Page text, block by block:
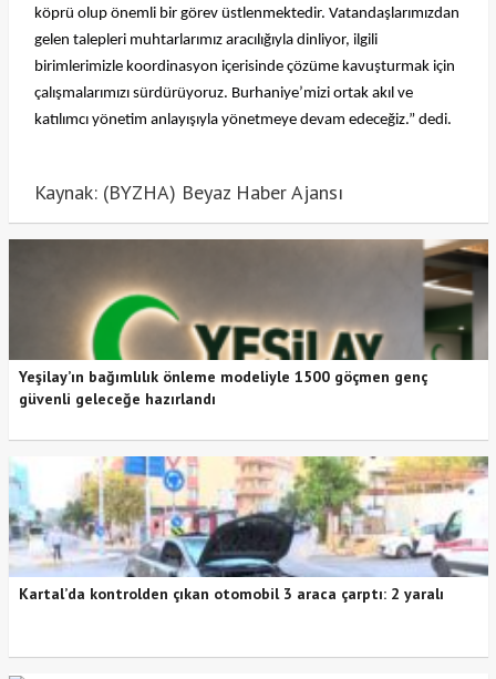
köprü olup önemli bir görev üstlenmektedir. Vatandaşlarımızdan
gelen talepleri muhtarlarımız aracılığıyla dinliyor, ilgili
birimlerimizle koordinasyon içerisinde çözüme kavuşturmak için
çalışmalarımızı sürdürüyoruz. Burhaniye’mizi ortak akıl ve
katılımcı yönetim anlayışıyla yönetmeye devam edeceğiz.” dedi.
Kaynak: (BYZHA) Beyaz Haber Ajansı
Yeşilay’ın bağımlılık önleme modeliyle 1500 göçmen genç
güvenli geleceğe hazırlandı
Kartal’da kontrolden çıkan otomobil 3 araca çarptı: 2 yaralı